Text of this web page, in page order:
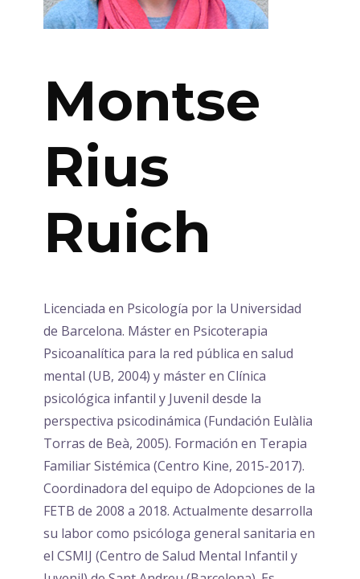
Montse
Rius
Ruich
Licenciada en Psicología por la Universidad
de Barcelona. Máster en Psicoterapia
Psicoanalítica para la red pública en salud
mental (UB, 2004) y máster en Clínica
psicológica infantil y Juvenil desde la
perspectiva psicodinámica (Fundación Eulàlia
Torras de Beà, 2005). Formación en Terapia
Familiar Sistémica (Centro Kine, 2015-2017).
Coordinadora del equipo de Adopciones de la
FETB de 2008 a 2018. Actualmente desarrolla
su labor como psicóloga general sanitaria en
el CSMIJ (Centro de Salud Mental Infantil y